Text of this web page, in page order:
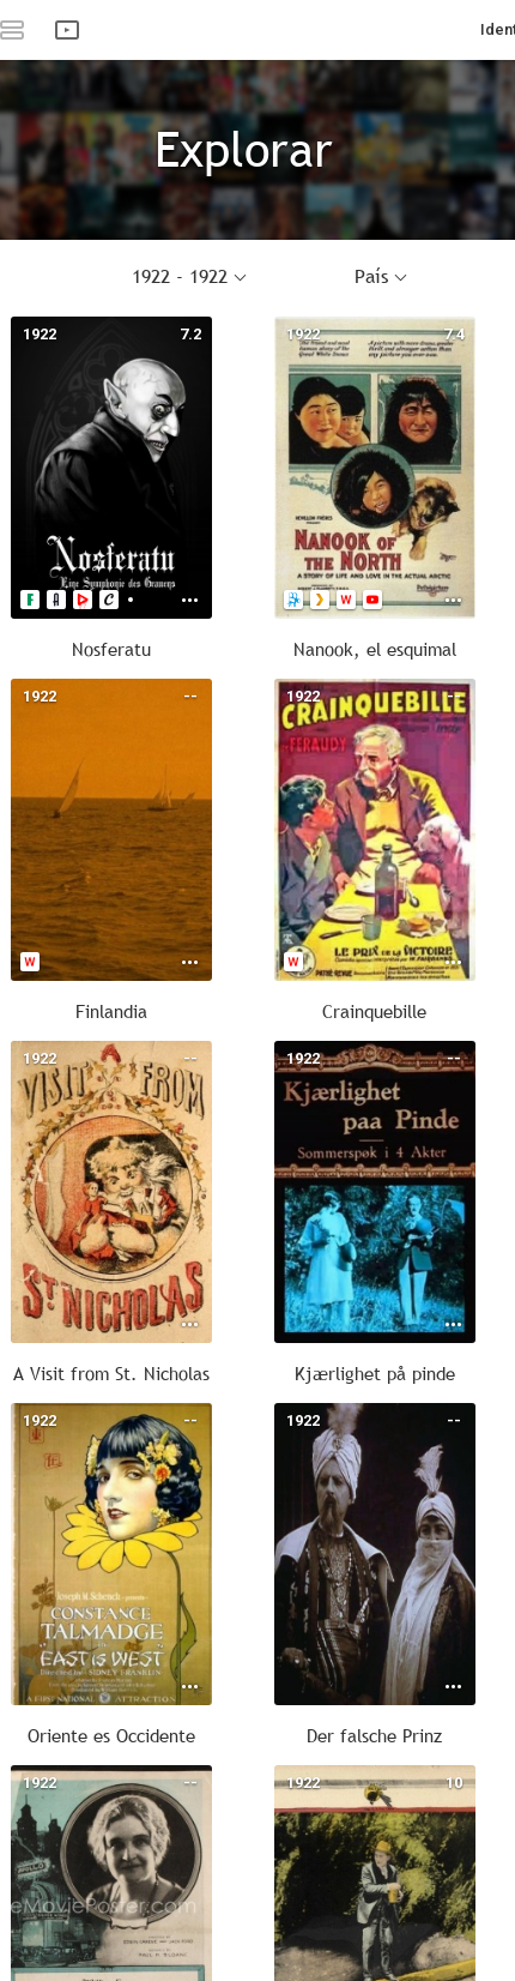
Explorar
1922 - 1922 País
7.2
1922
Nosferatu
7.4
1922
Nanook, el esquimal
--
1922
Finlandia
--
1922
Crainquebille
--
1922
A Visit from St. Nicholas
--
1922
Kjærlighet på pinde
--
1922
Oriente es Occidente
--
1922
Der falsche Prinz
--
1922 10
1922